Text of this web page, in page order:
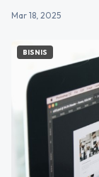
Mar 18, 2025
BISNIS